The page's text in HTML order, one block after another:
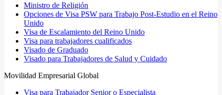
Ministro de Religión
Opciones de Visa PSW para Trabajo Post-Estudio en el Reino
Unido
Visa de Escalamiento del Reino Unido
Visa para trabajadores cualificados
Visado de Graduado
Visado para Trabajadores de Salud y Cuidado
Movilidad Empresarial Global
Visa para Trabajador Senior o Especialista